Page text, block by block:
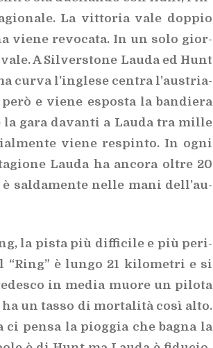
La vit­to­ria vale dop­pio
vie­ne re­vo­ca­ta. In un solo gior­
A Sil­ver­sto­ne Lau­da ed Hunt
cur­va l’in­gle­se cen­tra l’au­stria­
e vie­ne espo­sta la ban­die­ra
gara da­van­ti a Lau­da tra mil­le
vie­ne re­spin­to. In ogni
Lau­da ha an­co­ra ol­tre 20
sal­da­men­te nel­le mani del­l’au­
la pi­sta più dif­fi­ci­le e più pe­ri­
“Ring” è lun­go 21 ki­lo­me­tri e si
in me­dia muo­re un pi­lo­ta
un tas­so di mor­ta­li­tà così alto.
pen­sa la piog­gia che ba­gna la